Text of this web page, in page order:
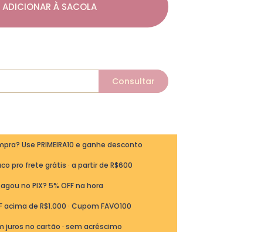
ADICIONAR À SACOLA
Use PRIMEIRA10 e ganhe desconto
pro frete grátis · a partir de R$600
no PIX? 5% OFF na hora
acima de R$1.000 · Cupom FAVO100
juros no cartão · sem acréscimo